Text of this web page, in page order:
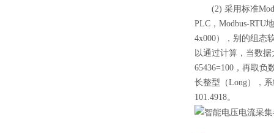
(2) 采用标准
PLC，Modbus-RTU
4x000），别的组态
以通过计算，当数据
65436=100，再取负
长整型（Long），
101.4918。